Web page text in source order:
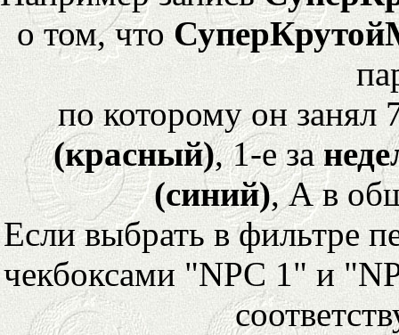
о том, что
по которому он
(красный), 1-е за
(синий), А в
Если выбрать в фильтре
чекбоксами "NPC 1" и